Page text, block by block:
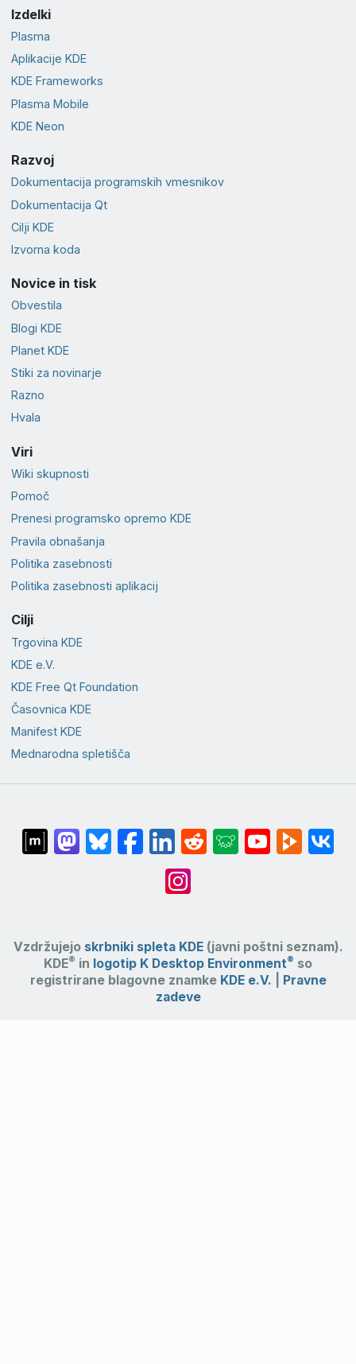
Izdelki
Plasma
Aplikacije KDE
KDE Frameworks
Plasma Mobile
KDE Neon
Razvoj
Dokumentacija programskih vmesnikov
Dokumentacija Qt
Cilji KDE
Izvorna koda
Novice in tisk
Obvestila
Blogi KDE
Planet KDE
Stiki za novinarje
Razno
Hvala
Viri
Wiki skupnosti
Pomoč
Prenesi programsko opremo KDE
Pravila obnašanja
Politika zasebnosti
Politika zasebnosti aplikacij
Cilji
Trgovina KDE
KDE e.V.
KDE Free Qt Foundation
Časovnica KDE
Manifest KDE
Mednarodna spletišča
Vzdržujejo skrbniki spleta KDE(javni poštni seznam).
KDE® in logotip K Desktop Environment® so
registrirane blagovne znamke KDE e.V.
Pravne
zadeve